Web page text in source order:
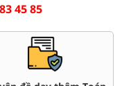
45 85